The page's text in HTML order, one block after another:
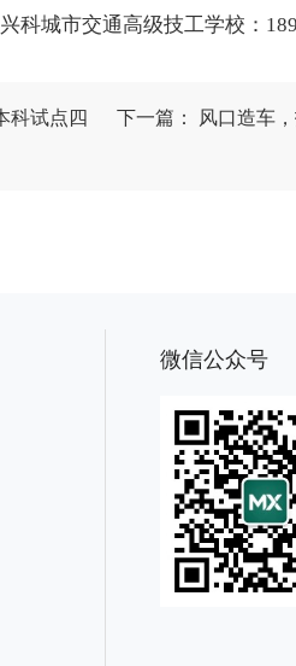
科城市交通高级技工学校：
科试点四
下一篇：
风口造车
微信公众号